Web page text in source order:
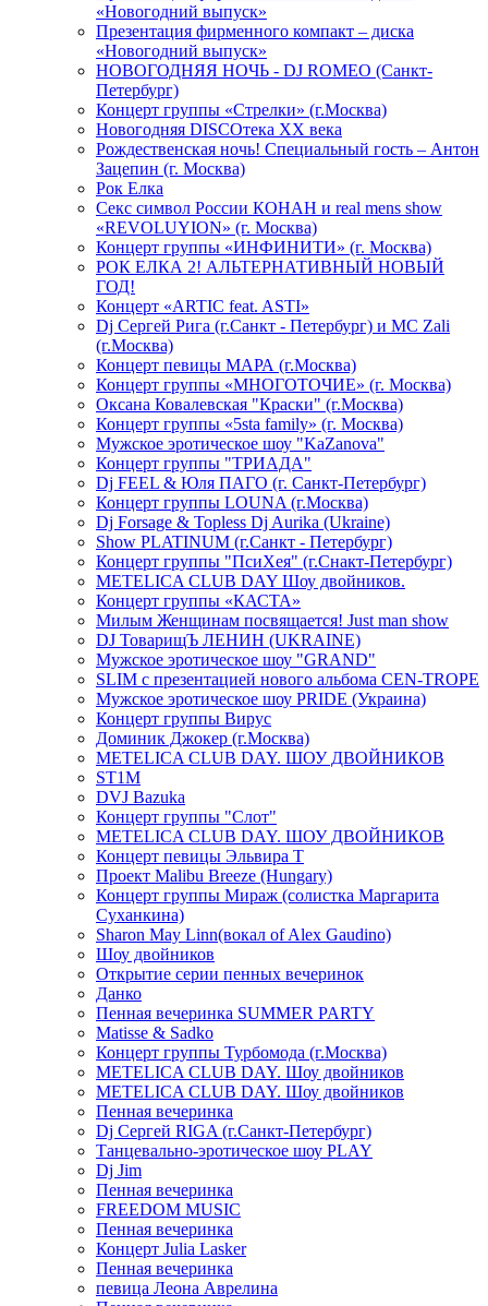
«Новогодний выпуск»
Презентация фирменного компакт – диска
«Новогодний выпуск»
НОВОГОДНЯЯ НОЧЬ - DJ ROMEO (Санкт-
Петербург)
Концерт группы «Стрелки» (г.Москва)
Новогодняя DISCOтека ХХ века
Рождественская ночь! Специальный гость – Антон
Зацепин (г. Москва)
Рок Елка
Секс символ России КОНАН и real mens show
«REVOLUYION» (г. Москва)
Концерт группы «ИНФИНИТИ» (г. Москва)
РОК ЕЛКА 2! АЛЬТЕРНАТИВНЫЙ НОВЫЙ
ГОД!
Концерт «ARTIC feat. ASTI»
Dj Сергей Рига (г.Санкт - Петербург) и MC Zali
(г.Москва)
Концерт певицы МАРА (г.Москва)
Концерт группы «МНОГОТОЧИЕ» (г. Москва)
Оксана Ковалевская "Краски" (г.Москва)
Концерт группы «5sta family» (г. Москва)
Мужское эротическое шоу "KaZanova"
Концерт группы "ТРИАДА"
Dj FEEL & Юля ПАГО (г. Санкт-Петербург)
Концерт группы LOUNA (г.Москва)
Dj Forsage & Topless Dj Aurika (Ukraine)
Show PLATINUM (г.Санкт - Петербург)
Концерт группы "ПсиХея" (г.Снакт-Петербург)
METELICA CLUB DAY Шоу двойников.
Концерт группы «КАСТА»
Милым Женщинам посвящается! Just man show
DJ ТоварищЪ ЛЕНИН (UKRAINE)
Мужское эротическое шоу "GRAND"
SLIM с презентацией нового альбома CEN-TROPE
Мужское эротическое шоу PRIDE (Украина)
Концерт группы Вирус
Доминик Джокер (г.Москва)
METELICA CLUB DAY. ШОУ ДВОЙНИКОВ
ST1M
DVJ Bazuka
Концерт группы "Слот"
METELICA CLUB DAY. ШОУ ДВОЙНИКОВ
Концерт певицы Эльвира Т
Проект Malibu Breeze (Hungary)
Концерт группы Мираж (солистка Маргарита
Суханкина)
Sharon May Linn(вокал of Alex Gaudino)
Шоу двойников
Открытие серии пенных вечеринок
Данко
Пенная вечеринка SUMMER PARTY
Matisse & Sadko
Концерт группы Турбомода (г.Москва)
METELICA CLUB DAY. Шоу двойников
METELICA CLUB DAY. Шоу двойников
Пенная вечеринка
Dj Сергей RIGA (г.Санкт-Петербург)
Танцевально-эротическое шоу PLAY
Dj Jim
Пенная вечеринка
FREEDOM MUSIC
Пенная вечеринка
Концерт Julia Lasker
Пенная вечеринка
певица Леона Аврелина